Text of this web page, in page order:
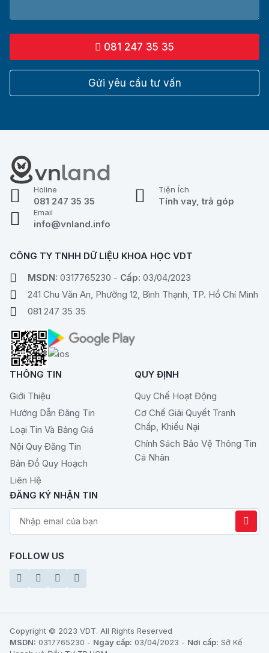
081 247 35 35
Gửi yêu cầu tư vấn
Holine
081 247 35 35
Tiện Ích
Tính vay, trả góp
Email
info@vnland.info
CÔNG TY TNHH DỮ LIỆU KHOA HỌC VDT
MSDN: 0317765230 - Cấp: 03/04/2023
241 Chu Văn An, Phường 12, Bình Thạnh, TP. Hồ Chí Minh
081 247 35 35
THÔNG TIN
Giới Thiệu
Hướng Dẫn Đăng Tin
Loại Tin Và Bảng Giá
Nội Quy Đăng Tin
Bản Đồ Quy Hoạch
Liên Hệ
QUY ĐỊNH
Quy Chế Hoạt Động
Cơ Chế Giải Quyết Tranh
Chấp, Khiếu Nại
Chính Sách Bảo Vệ Thông Tin
Cá Nhân
ĐĂNG KÝ NHẬN TIN
FOLLOW US
Copyright © 2023 VDT. All Rights Reserved
MSDN: 0317765230 - Ngày cấp: 03/04/2023 - Nơi cấp: Sở Kế